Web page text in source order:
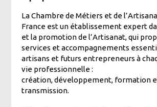
La Chambre de Métiers et de
France est un établissement expert
et la promotion de l’Artisanat, qui
services et accompagnements
artisans et futurs entrepreneurs à
vie professionnelle :
création, développement, formation
transmission.